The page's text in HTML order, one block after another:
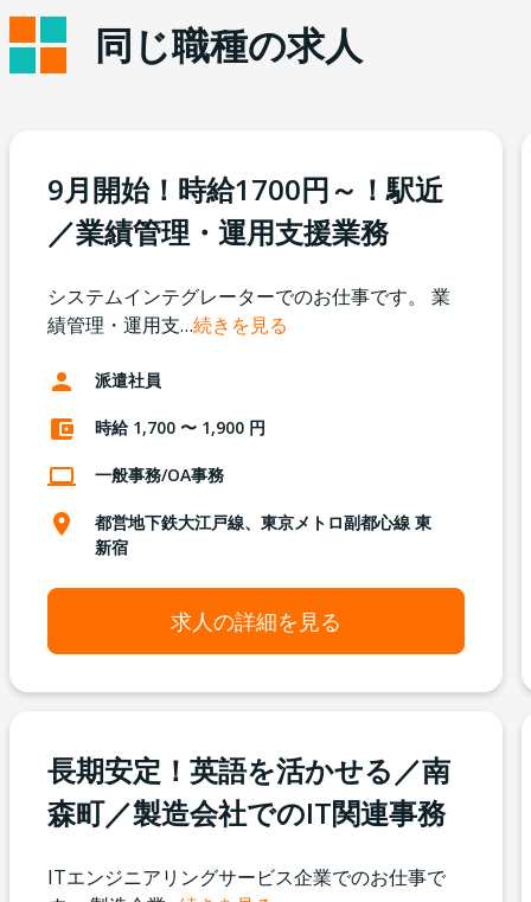
同じ職種の求人
9月開始！時給1700円～！駅近
／業績管理・運用支援業務
システムインテグレーターでのお仕事です。 業
績管理・運用支…続きを見る
派遣社員
時給 1,700 〜 1,900 円
一般事務/OA事務
都営地下鉄大江戸線、東京メトロ副都心線 東
新宿
求人の詳細を見る
長期安定！英語を活かせる／南
森町／製造会社でのIT関連事務
ITエンジニアリングサービス企業でのお仕事で